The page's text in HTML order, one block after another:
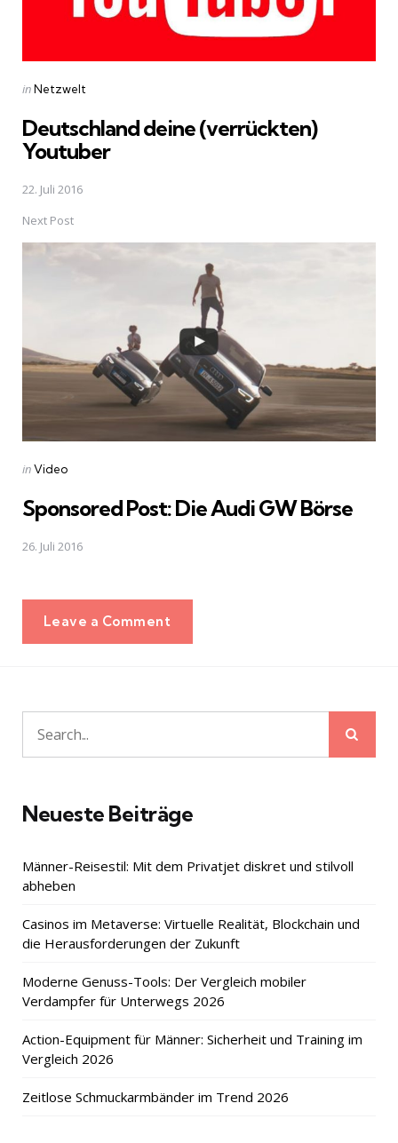
Posted
inNetzwelt
Deutschland deine (verrückten)
Youtuber
22. Juli 2016
Next Post
Posted
inVideo
Sponsored Post: Die Audi GW Börse
26. Juli 2016
Leave a Comment
Search
for:
Neueste Beiträge
Männer-Reisestil: Mit dem Privatjet diskret und stilvoll
abheben
Casinos im Metaverse: Virtuelle Realität, Blockchain und
die Herausforderungen der Zukunft
Moderne Genuss-Tools: Der Vergleich mobiler
Verdampfer für Unterwegs 2026
Action-Equipment für Männer: Sicherheit und Training im
Vergleich 2026
Zeitlose Schmuckarmbänder im Trend 2026